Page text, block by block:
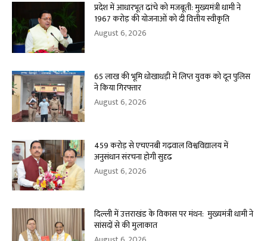
प्रदेश में आधारभूत ढांचे को मजबूती: मुख्यमंत्री धामी ने
1967 करोड़ की योजनाओं को दी वित्तीय स्वीकृति
August 6, 2026
65 लाख की भूमि धोखाधड़ी में लिप्त युवक को दून पुलिस
ने किया गिरफ्तार
August 6, 2026
459 करोड़ से एचएनबी गढ़वाल विश्वविद्यालय में
अनुसंधान संरचना होगी सुदृढ
August 6, 2026
दिल्ली में उत्तराखंड के विकास पर मंथन: मुख्यमंत्री धामी ने
सांसदों से की मुलाकात